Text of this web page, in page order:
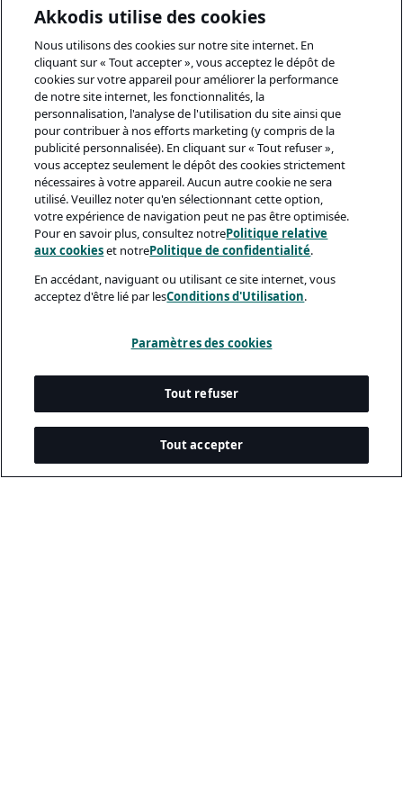
Akkodis utilise des cookies
Nous utilisons des cookies sur notre site internet. En
cliquant sur « Tout accepter », vous acceptez le dépôt de
cookies sur votre appareil pour améliorer la performance
de notre site internet, les fonctionnalités, la
personnalisation, l'analyse de l'utilisation du site ainsi que
pour contribuer à nos efforts marketing (y compris de la
publicité personnalisée). En cliquant sur « Tout refuser »,
vous acceptez seulement le dépôt des cookies strictement
nécessaires à votre appareil. Aucun autre cookie ne sera
utilisé. Veuillez noter qu'en sélectionnant cette option,
votre expérience de navigation peut ne pas être optimisée.
Pour en savoir plus, consultez notrePolitique relative
aux cookieset notrePolitique de confidentialité.
En accédant, naviguant ou utilisant ce site internet, vous
acceptez d'être lié par lesConditions d'Utilisation.
Paramètres des cookies
Tout refuser
Tout accepter